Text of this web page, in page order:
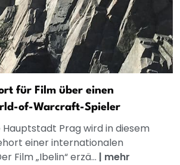
für Film über einen
of-Warcraft-Spieler
Prag wird in diesem
einer internationalen
Film „Ibelin“ erzä... | mehr